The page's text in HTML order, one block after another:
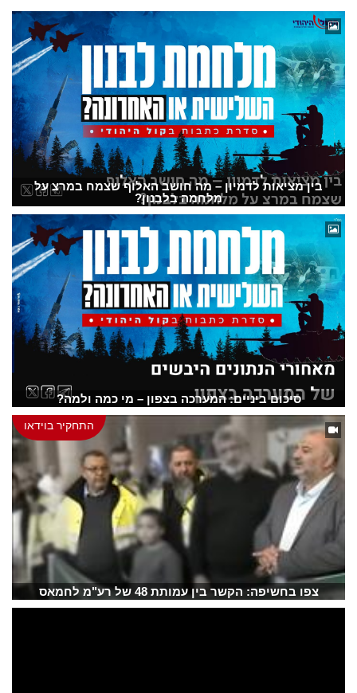
בין מציאות לדמיון – מה חושב האלוף שצמח במרצ על
מלחמה בלבנון?
סיכום ביניים: המערכה בצפון – מי כמה ולמה?
התחקיר בוידאו
צפו בחשיפה: הקשר בין עמותת 48 של רע"מ לחמאס